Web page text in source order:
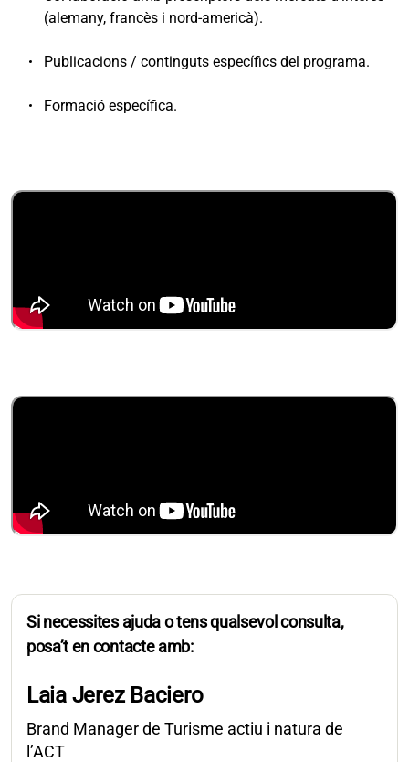
(alemany, francès i nord-americà).
Publicacions / continguts específics del programa.
Formació específica.
Si necessites ajuda o tens qualsevol consulta,
posa’t en contacte amb:
Laia Jerez Baciero
Brand Manager de Turisme actiu i natura de
l’ACT